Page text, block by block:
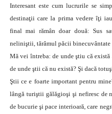
Interesant este cum lucrurile se
destinaţii care la prima vedere îţi
final mai rămân doar două: Sus
neliniştii, tărâmul păcii binecuvântate
Mă vei întreba: de unde ştiu că
de unde ştii că nu există? Şi dacă
Ştii ce e foarte important pentru
lângă turiştii gălăgioşi şi nefiresc de
de bucurie şi pace interioară, care